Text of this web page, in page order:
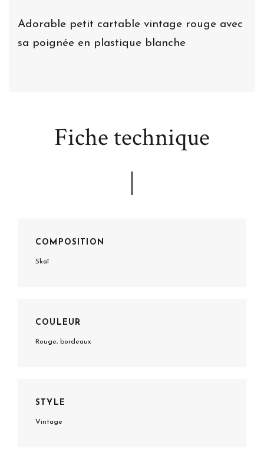
Adorable petit cartable vintage rouge avec
sa poignée en plastique blanche
Fiche technique
COMPOSITION
Skaï
COULEUR
Rouge, bordeaux
STYLE
Vintage